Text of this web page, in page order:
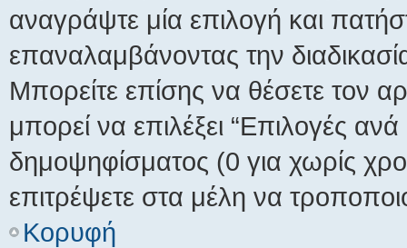
αναγράψτε μία επιλογή και
επαναλαμβάνοντας την
Μπορείτε επίσης να θέσετε τον
μπορεί να επιλέξει “Επιλογές
δημοψηφίσματος (0 για χωρίς
επιτρέψετε στα μέλη να
Κορυφή